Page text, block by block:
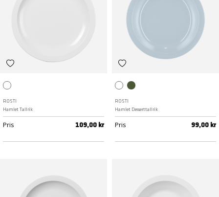
ROSTI
Hamlet Tallrik
Pris 109,00 kr
ROSTI
Hamlet Desserttallrik
Pris 99,00 kr